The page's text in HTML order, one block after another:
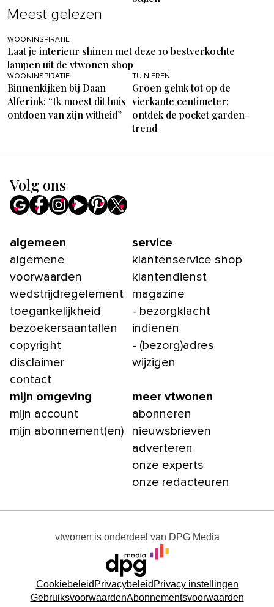
Meest gelezen
WOONINSPIRATIE
Laat je interieur shinen met deze 10 bestverkochte
lampen uit de vtwonen shop
WOONINSPIRATIE
Binnenkijken bij Daan
Alferink: “Ik moest dit huis
ontdoen van zijn witheid”
TUINIEREN
Groen geluk tot op de
vierkante centimeter:
ontdek de pocket garden-
trend
Volg ons
algemeen
algemene
voorwaarden
wedstrijdregelement
toegankelijkheid
bezoekersaantallen
copyright
disclaimer
contact
service
klantenservice shop
klantendienst
magazine
- bezorgklacht
indienen
- (bezorg)adres
wijzigen
mijn omgeving
mijn account
mijn abonnement(en)
meer vtwonen
abonneren
nieuwsbrieven
adverteren
onze experts
onze redacteuren
vtwonen is onderdeel van DPG Media
Cookiebeleid Privacybeleid Privacy instellingen
GebruiksvoorwaardenAbonnementsvoorwaarden